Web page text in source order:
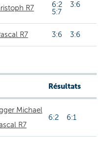
R7
6:2 3:6
5:7
R7 3:6 3:6
Résultats
Michael
R7
6:2 6:1